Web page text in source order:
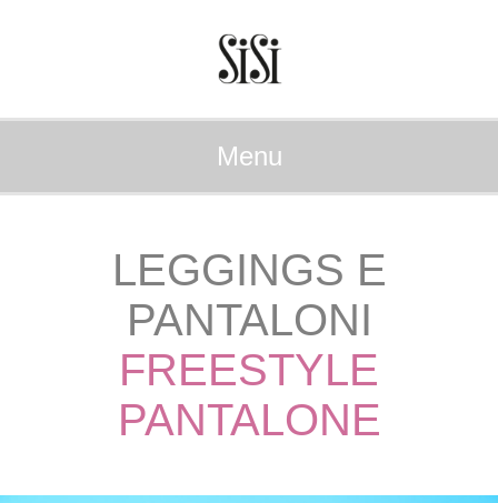
Menu
LEGGINGS E
PANTALONI
FREESTYLE
PANTALONE